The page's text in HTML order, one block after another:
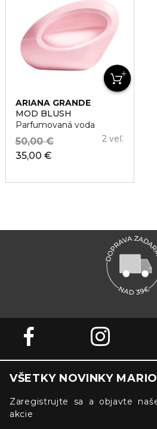
ARIANA GRANDE
MOD BLUSH
Parfumovaná voda
35,00 €
50,00 € 2 veľ.
VŠETKY NOVINKY
Zaregistrujte sa a objavte
akcie